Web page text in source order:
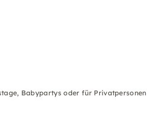
Babypartys oder für Privatpersonen